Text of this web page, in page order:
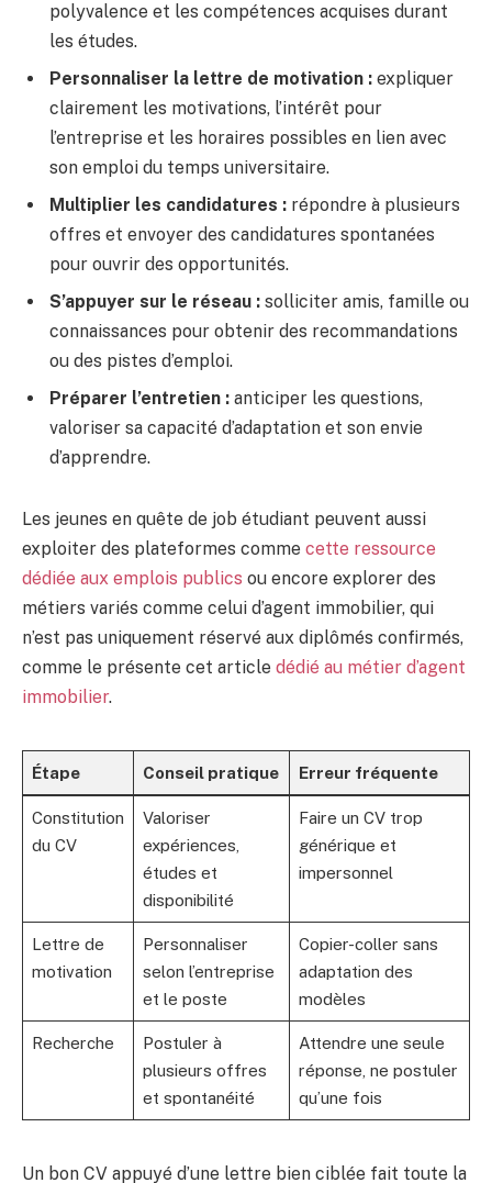
polyvalence et les compétences acquises durant
les études.
Personnaliser la lettre de motivation : expliquer
clairement les motivations, l’intérêt pour
l’entreprise et les horaires possibles en lien avec
son emploi du temps universitaire.
Multiplier les candidatures : répondre à plusieurs
offres et envoyer des candidatures spontanées
pour ouvrir des opportunités.
S’appuyer sur le réseau : solliciter amis, famille ou
connaissances pour obtenir des recommandations
ou des pistes d’emploi.
Préparer l’entretien : anticiper les questions,
valoriser sa capacité d’adaptation et son envie
d’apprendre.
Les jeunes en quête de job étudiant peuvent aussi
exploiter des plateformes comme cette ressource
dédiée aux emplois publics ou encore explorer des
métiers variés comme celui d’agent immobilier, qui
n’est pas uniquement réservé aux diplômés confirmés,
comme le présente cet article dédié au métier d’agent
immobilier.
Étape Conseil pratique Erreur fréquente
Constitution
du CV
Valoriser
expériences,
études et
disponibilité
Faire un CV trop
générique et
impersonnel
Lettre de
motivation
Personnaliser
selon l’entreprise
et le poste
Copier-coller sans
adaptation des
modèles
Recherche
Postuler à
plusieurs offres
et spontanéité
Attendre une seule
réponse, ne postuler
qu’une fois
Un bon CV appuyé d’une lettre bien ciblée fait toute la